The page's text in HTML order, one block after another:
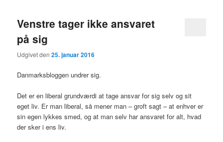
Venstre tager ikke ansvaret
på sig
Udgivet den25. januar 2016
Danmarksbloggen undrer sig.
Det er en liberal grundværdi at tage ansvar for sig selv og sit
eget liv. Er man liberal, så mener man – groft sagt – at enhver er
sin egen lykkes smed, og at man selv har ansvaret for alt, hvad
der sker i ens liv.